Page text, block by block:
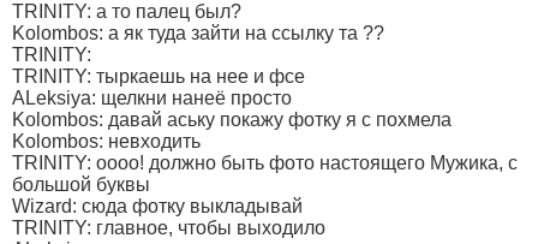
TRINITY: а то палец был?
Kolombos: а як туда зайти на ссылку та ??
TRINITY:
TRINITY: тыркаешь на нее и фсе
ALeksiya: щелкни нанеё просто
Kolombos: давай аську покажу фотку я с похмела
Kolombos: невходить
TRINITY: оооо! должно быть фото настоящего Мужика, с
большой буквы
Wizard: сюда фотку выкладывай
TRINITY: главное, чтобы выходило